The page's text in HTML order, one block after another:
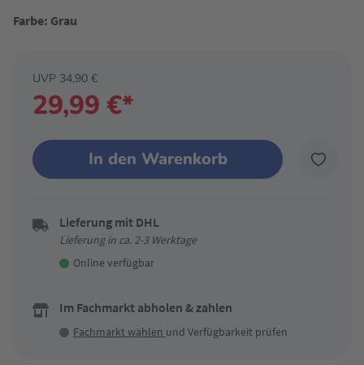
Farbe: Grau
29,99 €*
UVP 34,90 €
In den Warenkorb
Lieferung mit DHL
Lieferung in ca. 2-3 Werktage
Online verfügbar
Im Fachmarkt abholen & zahlen
Fachmarkt wählen und Verfügbarkeit prüfen